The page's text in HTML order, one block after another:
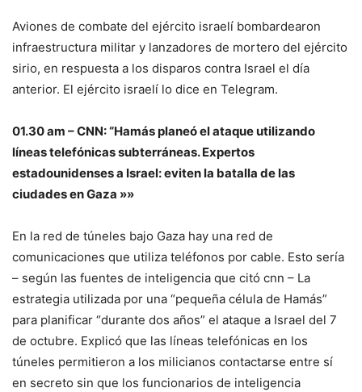
Aviones de combate del ejército israelí bombardearon
infraestructura militar y lanzadores de mortero del ejército
sirio, en respuesta a los disparos contra Israel el día
anterior. El ejército israelí lo dice en Telegram.
01.30 am – CNN: “Hamás planeó el ataque utilizando
líneas telefónicas subterráneas. Expertos
estadounidenses a Israel: eviten la batalla de las
ciudades en Gaza »»
En la red de túneles bajo Gaza hay una red de
comunicaciones que utiliza teléfonos por cable. Esto sería
– según las fuentes de inteligencia que citó cnn – La
estrategia utilizada por una “pequeña célula de Hamás”
para planificar “durante dos años” el ataque a Israel del 7
de octubre. Explicó que las líneas telefónicas en los
túneles permitieron a los milicianos contactarse entre sí
en secreto sin que los funcionarios de inteligencia